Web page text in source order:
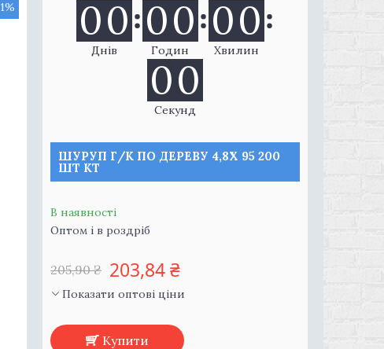
00
Днів
00
Годин
00
Хвилин
00
Секунд
ШУРУП Г/К ПО ДЕРЕВУ 4,8Х 95 200
ШТ КТ
В наявності
Оптом і в роздріб
205,90 ₴ 203,84 ₴
Показати оптові ціни
Купити